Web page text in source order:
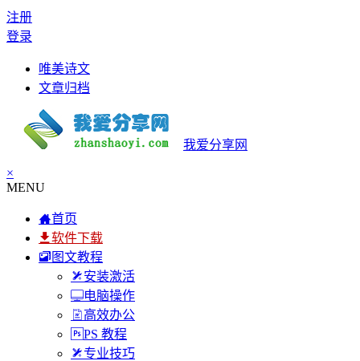
注册
登录
唯美诗文
文章归档
我爱分享网
×
MENU
首页
软件下载
图文教程
安装激活
电脑操作
高效办公
PS 教程
专业技巧